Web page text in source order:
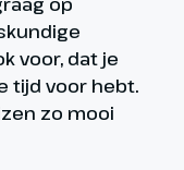
voor, dat je
tijd voor hebt.
zo mooi